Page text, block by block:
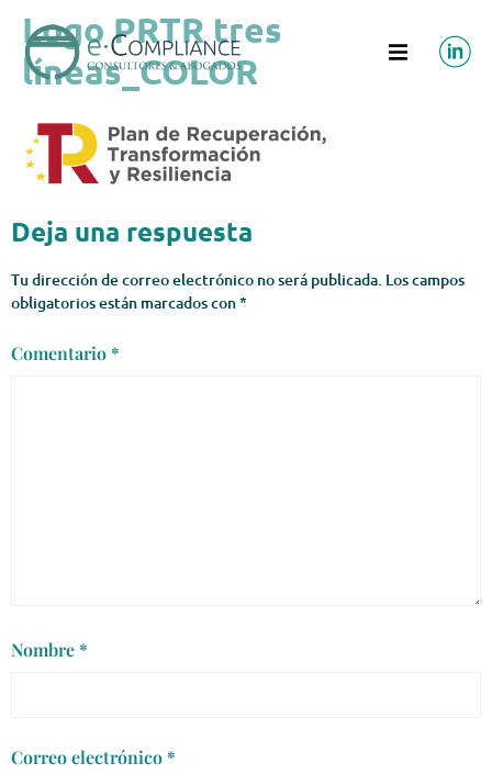
Logo PRTR tres
líneas_COLOR
Deja una respuesta
Tu dirección de correo electrónico no será publicada. Los campos
obligatorios están marcados con*
Comentario *
Nombre *
Correo electrónico *